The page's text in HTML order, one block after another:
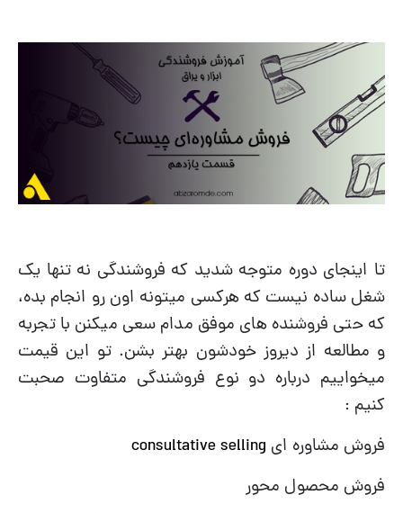
تا اینجای دوره متوجه شدید که فروشندگی نه تنها یک
شغل ساده نیست که هرکسی میتونه اون رو انجام بده،
که حتی فروشنده های موفق مدام سعی میکنن با تجربه
و مطالعه از دیروز خودشون بهتر بشن. تو این قیمت
میخواییم درباره دو نوع فروشندگی متفاوت صحبت
کنیم :
فروش مشاوره ای consultative selling
فروش محصول محور